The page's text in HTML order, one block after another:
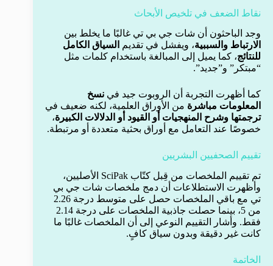
نقاط الضعف في تلخيص الأبحاث
وجد الباحثون أن شات جي بي تي غالبًا ما يخلط بين
الارتباط والسببية، ويفشل في تقديم السياق الكامل
للنتائج، كما يميل إلى المبالغة باستخدام كلمات مثل
“مبتكر” و”جديد”.
كما أظهرت التجربة أن الروبوت جيد في نسخ
المعلومات مباشرة من الأوراق العلمية، لكنه ضعيف في
ترجمتها وشرح المنهجيات أو القيود أو الدلالات الكبيرة،
خصوصًا عند التعامل مع أوراق بحثية متعددة أو مرتبطة.
تقييم الصحفيين البشريين
تم تقييم الملخصات من قِبل كتّاب SciPak الأصليين،
وأظهرت الاستطلاعات أن دمج ملخصات شات جي بي
تي مع باقي الملخصات حصل على متوسط درجة 2.26
من 5، بينما حصلت جاذبية الملخصات على درجة 2.14
فقط. وأشار التقييم النوعي إلى أن الملخصات غالبًا ما
كانت غير دقيقة وبدون سياق كافٍ.
الخاتمة